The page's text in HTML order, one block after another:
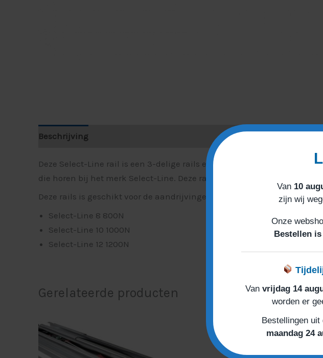
Beschrijving
Deze Select-Line rail is een 3-delige rails en heeft een totale lengte
die horen bij het merk Select-Line. Deze rail is te gebruiken bij
Deze rails is geschikt voor de aandrijvingen:
Select-Line 8 800N
Select-Line 10 1000N
Select-Line 12 1200N
Gerelateerde producten
Van 10
zijn wij
Onze
Bestellen
Vanvrijdag 14
worden er
Bestellingen uit
maandag 24